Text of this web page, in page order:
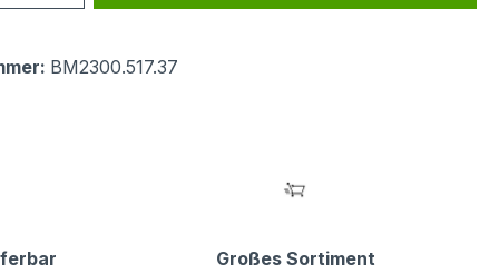
BM2300.517.37
Großes Sortiment